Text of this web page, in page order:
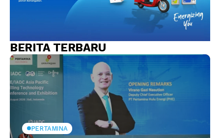
BERITA TERBARU
PERTAMINA